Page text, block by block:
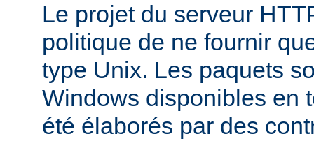
Le projet du serveur
politique de ne fournir
type Unix. Les paquets
Windows disponibles en
été élaborés par des